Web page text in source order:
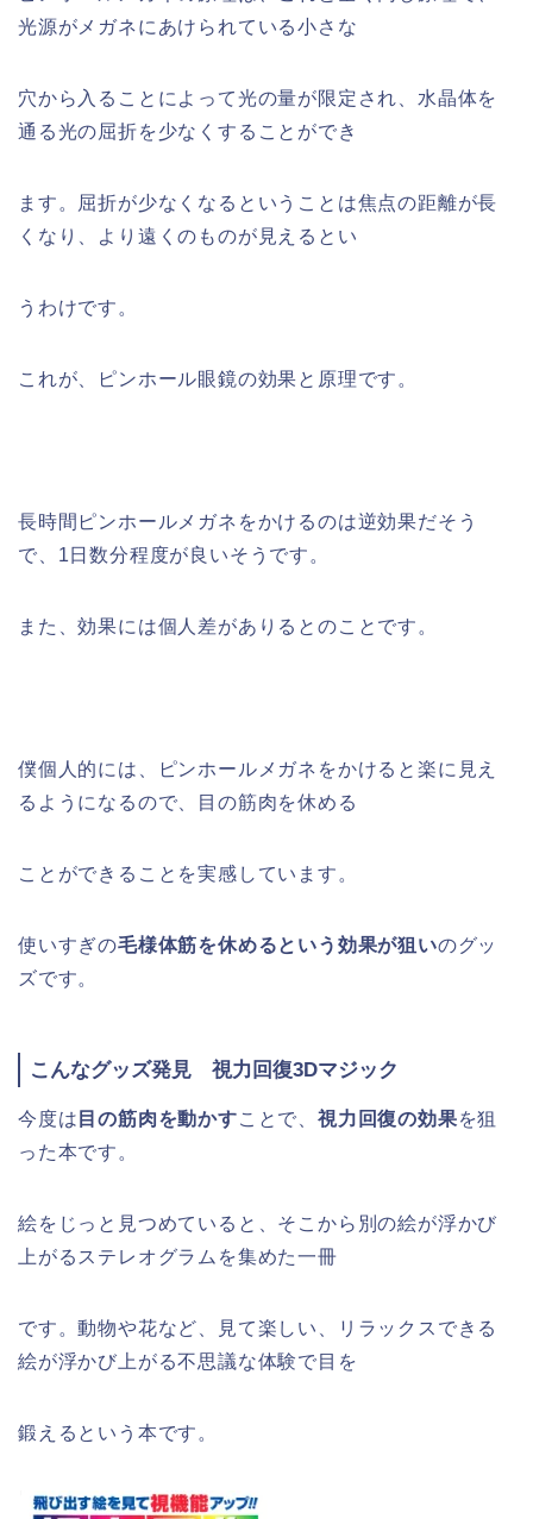
光源がメガネにあけられている小さな
穴から入ることによって光の量が限定され、水晶体を
通る光の屈折を少なくすることができ
ます。 屈折が少なくなるということは焦点の距離が長
くなり、より遠くのものが見えるとい
うわけです。
これが、ピンホール眼鏡の効果と原理です。
長時間ピンホールメガネをかけるのは逆効果だそう
で、1日数分程度が良いそうです。
また、効果には個人差がありるとのことです。
僕個人的には、ピンホールメガネをかけると楽に見え
るようになるので、目の筋肉を休める
ことができることを実感しています。
使いすぎの毛様体筋を休めるという効果が狙いのグッ
ズです。
こんなグッズ発見 視力回復3Dマジック
今度は 目の筋肉を動かすことで、視力回復の効果を狙
った本です。
絵をじっと見つめていると、そこから別の絵が浮かび
上がるステレオグラムを集めた一冊
です。動物や花など、見て楽しい、リラックスできる
絵が浮かび上がる不思議な体験で目を
鍛えるという本です。